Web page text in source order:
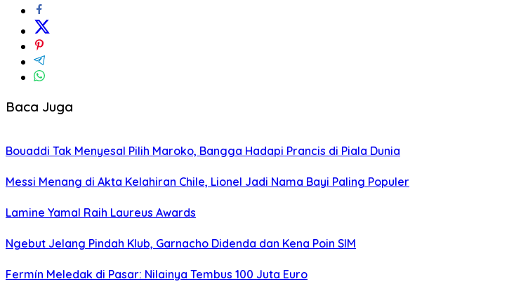
Baca Juga
Bouaddi Tak Menyesal Pilih Maroko, Bangga Hadapi Prancis di Piala Dunia
Messi Menang di Akta Kelahiran Chile, Lionel Jadi Nama Bayi Paling Populer
Lamine Yamal Raih Laureus Awards
Ngebut Jelang Pindah Klub, Garnacho Didenda dan Kena Poin SIM
Fermín Meledak di Pasar: Nilainya Tembus 100 Juta Euro